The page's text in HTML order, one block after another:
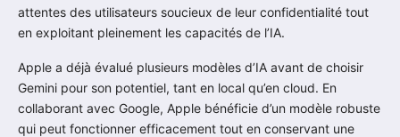
attentes des utilisateurs soucieux de leur confidentialité tout
en exploitant pleinement les capacités de l’IA.
Apple a déjà évalué plusieurs modèles d’IA avant de choisir
Gemini pour son potentiel, tant en local qu’en cloud. En
collaborant avec Google, Apple bénéficie d’un modèle robuste
qui peut fonctionner efficacement tout en conservant une